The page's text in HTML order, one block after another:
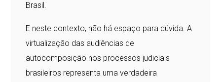
Brasil.
E neste contexto, não há espaço para dúvida. A
virtualização das audiências de
autocomposição nos processos judiciais
brasileiros representa uma verdadeira